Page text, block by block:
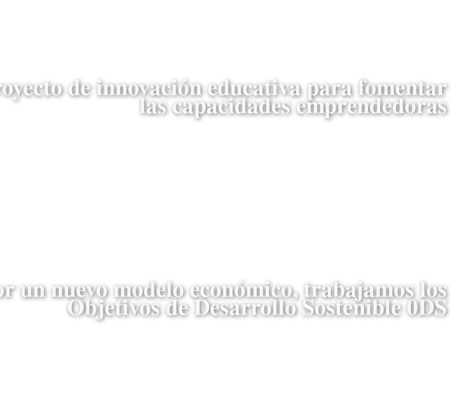
de innovación educativa para fomentar
las capacidades emprendedoras
un nuevo modelo económico, trabajamos los
Objetivos de Desarrollo Sostenible 0DS